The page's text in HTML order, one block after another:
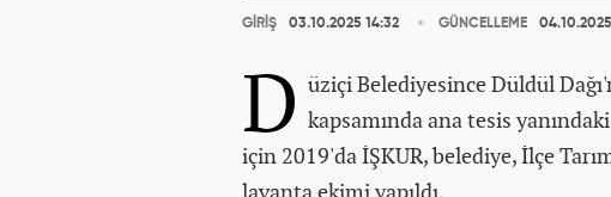
GİRİŞ 03.10.2025 14:32 GÜNCELLEME
D üziçi Belediyesince Düldül
kapsamında ana tesis
için 2019'da İŞKUR, belediye, İlçe
lavanta ekimi yapıldı.